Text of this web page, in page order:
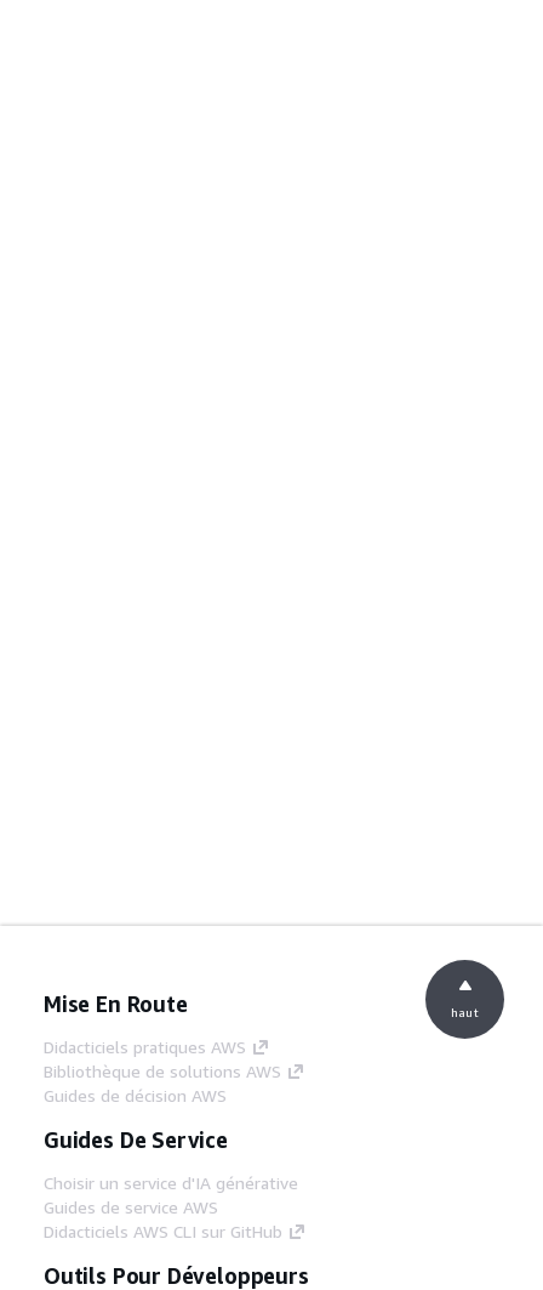
Mise En Route
Didacticiels pratiques AWS
Bibliothèque de solutions AWS
Guides de décision AWS
Guides De Service
Choisir un service d'IA générative
Guides de service AWS
Didacticiels AWS CLI sur GitHub
Outils Pour Développeurs
haut